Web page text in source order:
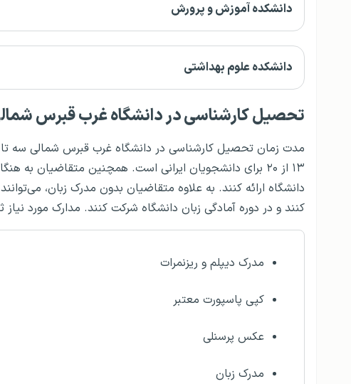
دانشکده آموزش و پرورش
دانشکده علوم بهداشتی
تحصیل کارشناسی در دانشگاه غرب قبرس
مدت زمان تحصیل کارشناسی در دانشگاه غرب قبرس شمالی سه
دانشگاه ارائه کنند. به علاوه متقاضیان بدون مدرک زبان،
کنند و در دوره آمادگی زبان دانشگاه شرکت کنند. مدارک مورد
مدرک دیپلم و ریزنمرات
کپی پاسپورت معتبر
عکس پرسنلی
مدرک زبان